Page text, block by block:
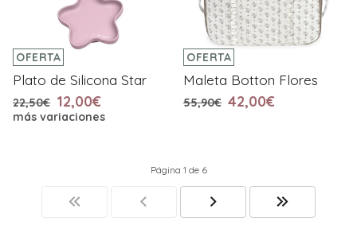
OFERTA
Plato de Silicona Star
22,50€ 12,00€
más variaciones
OFERTA
Maleta Botton Flores
55,90€ 42,00€
Página 1 de 6